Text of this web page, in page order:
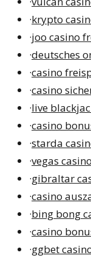
·krypto
·joo casino
·deutsches
·casino
·casino
·live
·casino
·starda
·vegas
·gibraltar
·casino
·bing bong
·casino
·ggbet